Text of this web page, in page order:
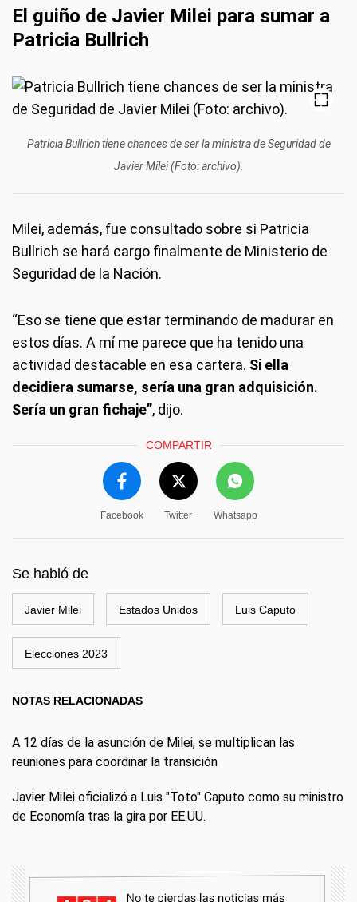
El guiño de Javier Milei para sumar a
Patricia Bullrich
Patricia Bullrich tiene chances de ser la ministra de Seguridad de
Javier Milei (Foto: archivo).
Milei, además, fue consultado sobre si Patricia
Bullrich se hará cargo finalmente de Ministerio de
Seguridad de la Nación.
“Eso se tiene que estar terminando de madurar en
estos días. A mí me parece que ha tenido una
actividad destacable en esa cartera. Si ella
decidiera sumarse, sería una gran adquisición.
Sería un gran fichaje”, dijo.
COMPARTIR
Facebook Twitter Whatsapp
Se habló de
Javier Milei Estados Unidos Luis Caputo
Elecciones 2023
NOTAS RELACIONADAS
A 12 días de la asunción de Milei, se multiplican las
reuniones para coordinar la transición
Javier Milei oficializó a Luis "Toto" Caputo como su ministro
de Economía tras la gira por EE.UU.